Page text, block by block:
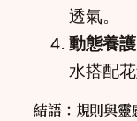
透氣。
動態養護
水搭配
結語：規則與靈